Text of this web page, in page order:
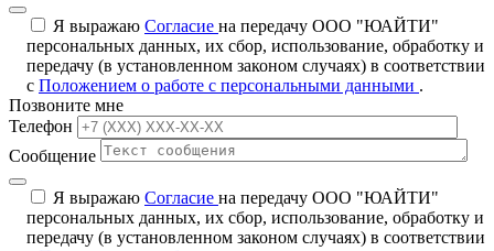
Я выражаю Согласие на передачу ООО "ЮАЙТИ"
персональных данных, их сбор, использование, обработку и
передачу (в установленном законом случаях) в соответствии
с Положением о работе с персональными данными .
Позвоните мне
Телефон
Сообщение
Я выражаю Согласие на передачу ООО "ЮАЙТИ"
персональных данных, их сбор, использование, обработку и
передачу (в установленном законом случаях) в соответствии